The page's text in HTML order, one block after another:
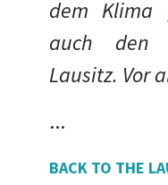
dem Klima
auch den
Lausitz. Vor
...
BACK TO THE